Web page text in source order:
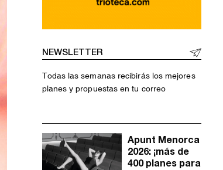
NEWSLETTER
Todas las semanas recibirás los mejores
planes y propuestas en tu correo
Apunt Menorca
2026: ¡más de
400 planes para